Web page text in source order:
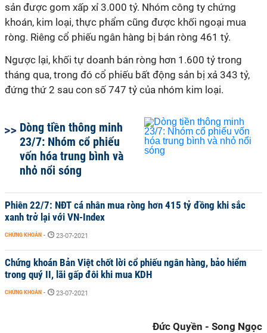
sản được gom xấp xỉ 3.000 tỷ. Nhóm công ty chứng
khoán, kim loại, thực phẩm cũng được khối ngoại mua
ròng. Riêng cổ phiếu ngân hàng bị bán ròng 461 tỷ.
Ngược lại, khối tự doanh bán ròng hơn 1.600 tỷ trong
tháng qua, trong đó cổ phiếu bất động sản bị xả 343 tỷ,
đứng thứ 2 sau con số 747 tỷ của nhóm kim loại.
Dòng tiền thông minh
23/7: Nhóm cổ phiếu
vốn hóa trung bình và
nhỏ nổi sóng
Phiên 22/7: NĐT cá nhân mua ròng hơn 415 tỷ đồng khi sắc
xanh trở lại với VN-Index
CHỨNG KHOÁN - 23-07-2021
Chứng khoán Bản Việt chốt lời cổ phiếu ngân hàng, bảo hiểm
trong quý II, lãi gấp đôi khi mua KDH
CHỨNG KHOÁN - 23-07-2021
Đức Quyền - Song Ngọc